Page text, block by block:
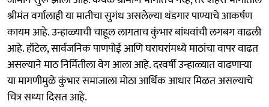
श्रीमंत वर्गालाही या मातीचा सुगंध असलेल्या थंडगार पाण्याचे आकर्षण
कायम आहे. उन्हाळ्याची चाहूल लागताच कुंभार बांधवांची लगबग वाढली
आहे. हॉटेल, सार्वजनिक पाणपोई आणि घराघरांमध्ये माठांचा वापर वाढत
असल्याने माठ निर्मितीला वेग आला आहे. दरवर्षी उन्हाळ्यात वाढणाऱ्या
या मागणीमुळे कुंभार समाजाला मोठा आर्थिक आधार मिळत असल्याचे
चित्र सध्या दिसत आहे.